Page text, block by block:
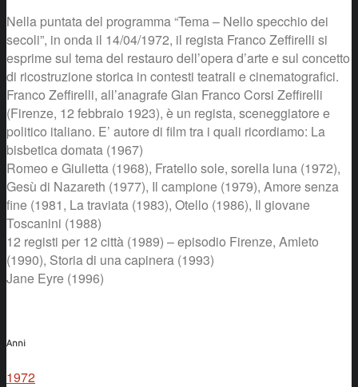
Nella puntata del programma “Tema – Nello specchio dei
secoli”, in onda il 14/04/1972, il regista Franco Zeffirelli si
esprime sul tema del restauro dell’opera d’arte e sul concetto
di ricostruzione storica in contesti teatrali e cinematografici.
Franco Zeffirelli, all’anagrafe Gian Franco Corsi Zeffirelli
(Firenze, 12 febbraio 1923), è un regista, sceneggiatore e
politico italiano. E’ autore di film tra i quali ricordiamo: La
bisbetica domata (1967)
Romeo e Giulietta (1968), Fratello sole, sorella luna (1972),
Gesù di Nazareth (1977), Il campione (1979), Amore senza
fine (1981, La traviata (1983), Otello (1986), Il giovane
Toscanini (1988)
12 registi per 12 città (1989) – episodio Firenze, Amleto
(1990), Storia di una capinera (1993)
Jane Eyre (1996)
Anni
1972